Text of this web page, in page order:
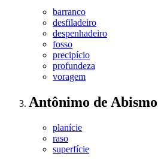
barranco
desfiladeiro
despenhadeiro
fosso
precipício
profundeza
voragem
Antônimo de Abismo
planície
raso
superfície